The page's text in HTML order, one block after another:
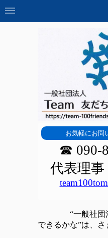
お気軽にお問
☎ 090-
代表理
“一般社団
できるかな”は、